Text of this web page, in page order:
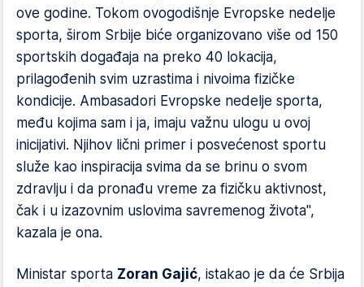
ove godine. Tokom ovogodišnje Evropske nedelje
sporta, širom Srbije biće organizovano više od 150
sportskih događaja na preko 40 lokacija,
prilagođenih svim uzrastima i nivoima fizičke
kondicije. Ambasadori Evropske nedelje sporta,
među kojima sam i ja, imaju važnu ulogu u ovoj
inicijativi. Njihov lični primer i posvećenost sportu
služe kao inspiracija svima da se brinu o svom
zdravlju i da pronađu vreme za fizičku aktivnost,
čak i u izazovnim uslovima savremenog života",
kazala je ona.
Ministar sporta Zoran Gajić, istakao je da će Srbija